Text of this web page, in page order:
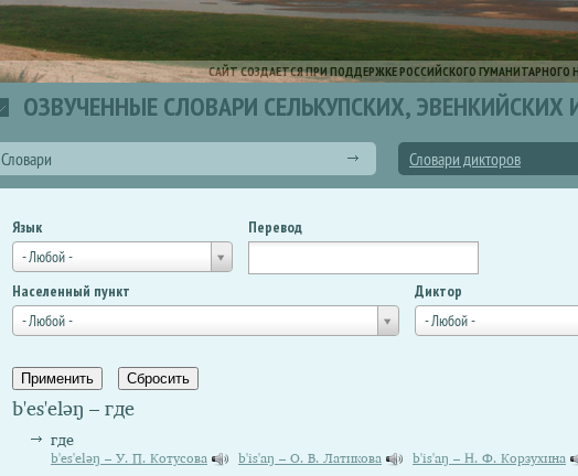
САЙТ СОЗДАЕТСЯ ПРИ ПОДДЕРЖКЕ РОССИЙСКОГО ГУМАНИТАРНОГО
ОЗВУЧЕННЫЕ СЛОВАРИ СЕЛЬКУПСКИХ, ЭВЕНКИЙСКИХ
Словари Словари дикторов
Язык
- Любой -
Перевод
Населенный пункт
- Любой -
Диктор
- Любой -
b'es'eləŋ – где
где
b'es'eləŋ – У. П. Котусова b'is'aŋ – О. В. Латикова b'is'aŋ – Н. Ф. Корзухина